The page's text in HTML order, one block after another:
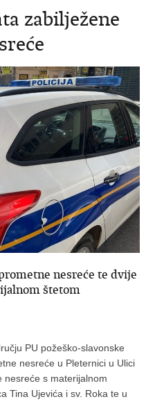
zabilježene
nesreće te dvije
štetom
PU požeško-slavonske
nesreće u Pleternici u Ulici
nesreće s materijalnom
Tina Ujevića i sv. Roka te u